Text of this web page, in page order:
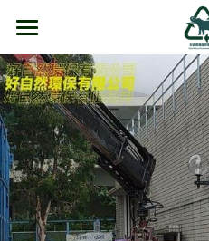
主頁
有關本公司
智能舊衣回收箱分佈地點
【Eco Expo Asia 2024】
【RETHINK】